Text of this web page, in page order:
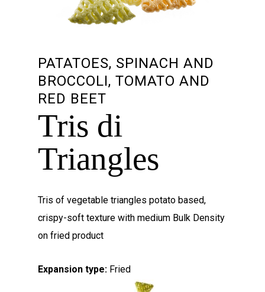
PATATOES, SPINACH AND
BROCCOLI, TOMATO AND
RED BEET
Tris di
Triangles
Tris of vegetable triangles potato based,
crispy-soft texture with medium Bulk Density
on fried product
Expansion type: Fried